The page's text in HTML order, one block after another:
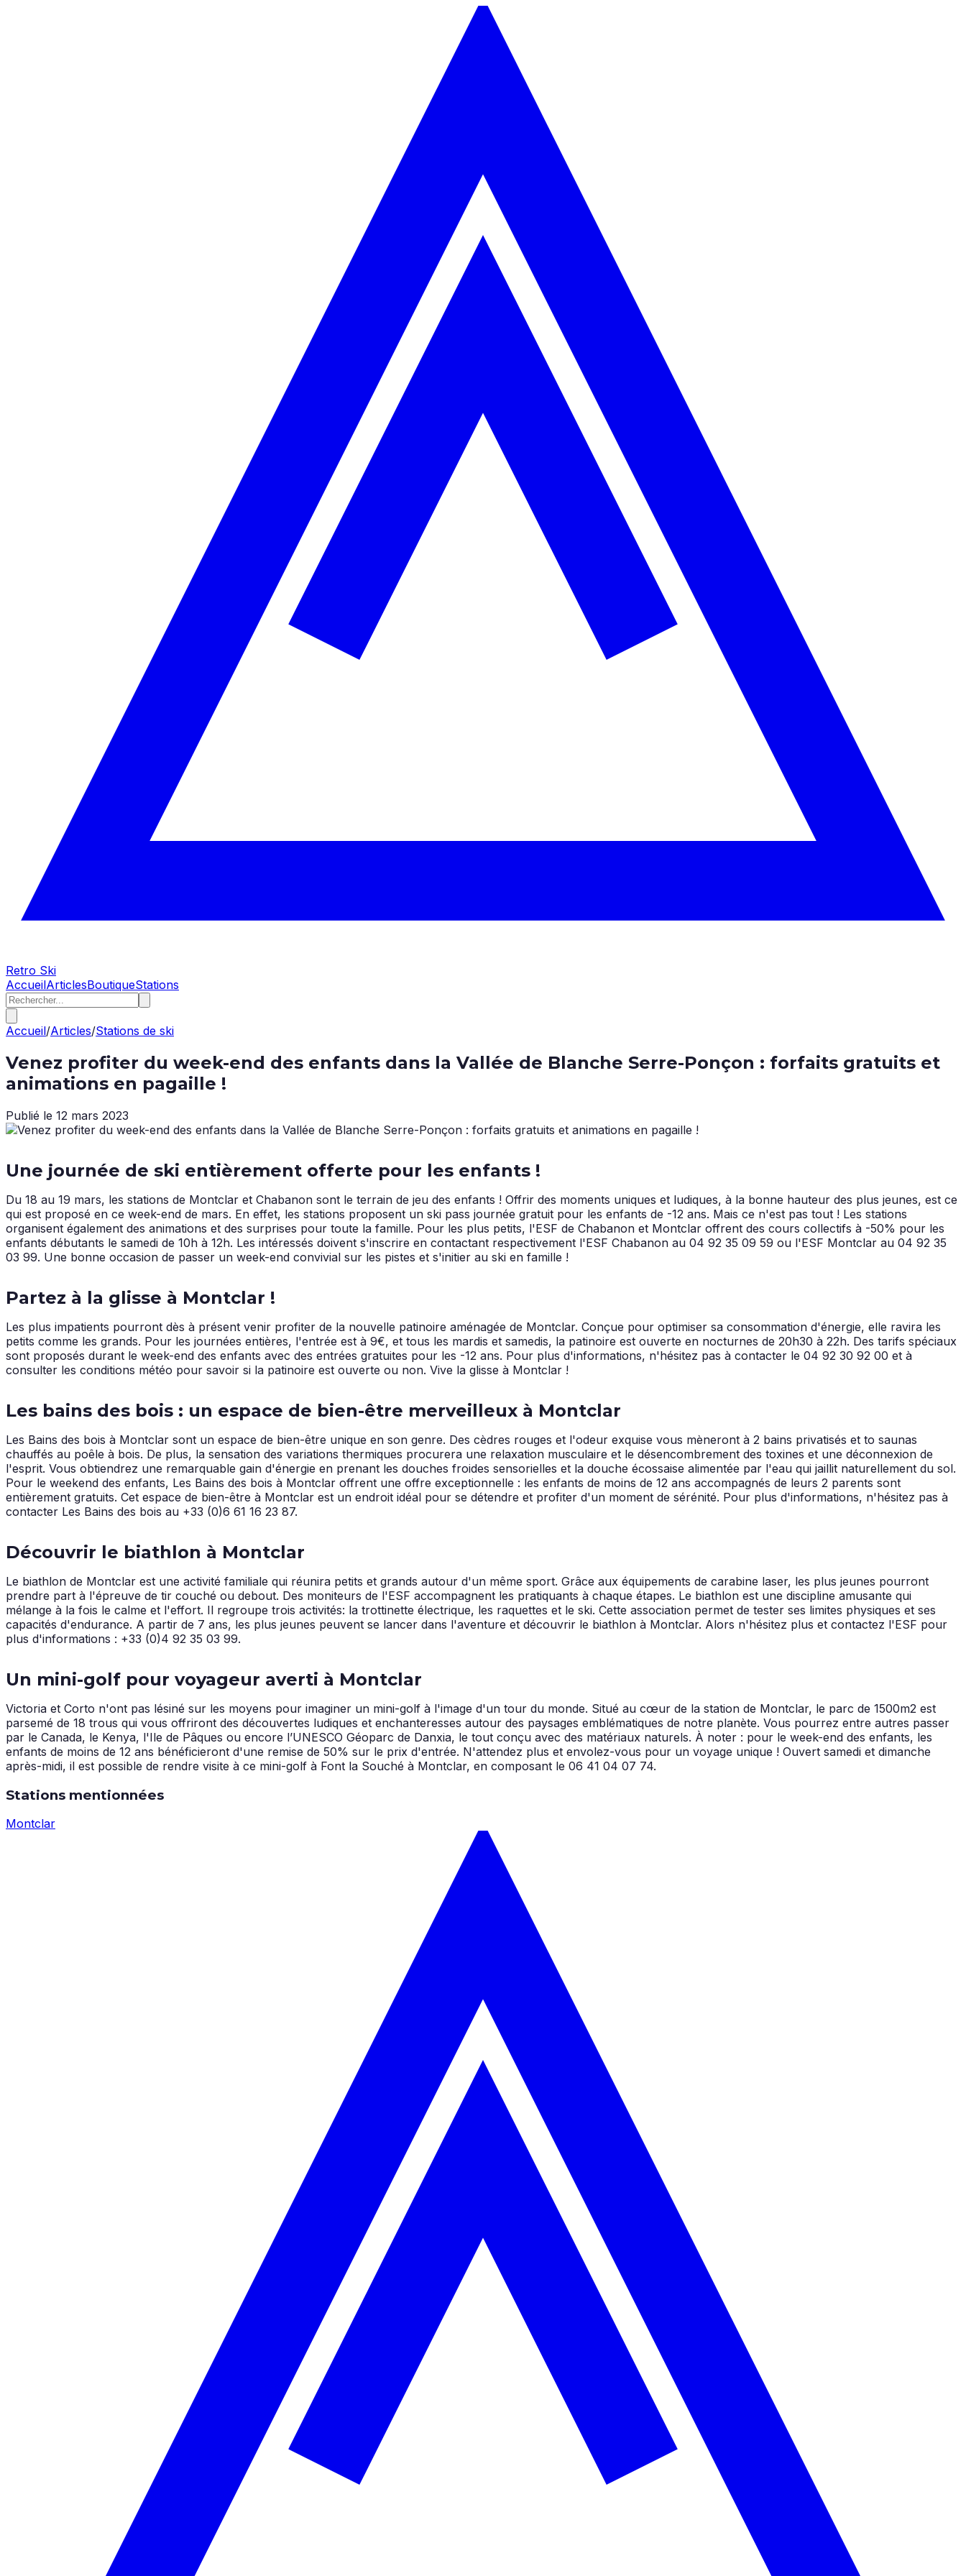
Retro Ski
AccueilArticlesBoutiqueStations
Accueil/Articles/Stations de ski
Venez profiter du week-end des enfants dans la Vallée de Blanche Serre-Ponçon : forfaits gratuits et
animations en pagaille !
Publié le 12 mars 2023
Une journée de ski entièrement offerte pour les enfants !
Du 18 au 19 mars, les stations de Montclar et Chabanon sont le terrain de jeu des enfants ! Offrir des moments uniques et ludiques, à la bonne hauteur des plus jeunes, est ce
qui est proposé en ce week-end de mars. En effet, les stations proposent un ski pass journée gratuit pour les enfants de -12 ans. Mais ce n'est pas tout ! Les stations
organisent également des animations et des surprises pour toute la famille. Pour les plus petits, l'ESF de Chabanon et Montclar offrent des cours collectifs à -50% pour les
enfants débutants le samedi de 10h à 12h. Les intéressés doivent s'inscrire en contactant respectivement l'ESF Chabanon au 04 92 35 09 59 ou l'ESF Montclar au 04 92 35
03 99. Une bonne occasion de passer un week-end convivial sur les pistes et s'initier au ski en famille !
Partez à la glisse à Montclar !
Les plus impatients pourront dès à présent venir profiter de la nouvelle patinoire aménagée de Montclar. Conçue pour optimiser sa consommation d'énergie, elle ravira les
petits comme les grands. Pour les journées entières, l'entrée est à 9€, et tous les mardis et samedis, la patinoire est ouverte en nocturnes de 20h30 à 22h. Des tarifs spéciaux
sont proposés durant le week-end des enfants avec des entrées gratuites pour les -12 ans. Pour plus d'informations, n'hésitez pas à contacter le 04 92 30 92 00 et à
consulter les conditions météo pour savoir si la patinoire est ouverte ou non. Vive la glisse à Montclar !
Les bains des bois : un espace de bien-être merveilleux à Montclar
Les Bains des bois à Montclar sont un espace de bien-être unique en son genre. Des cèdres rouges et l'odeur exquise vous mèneront à 2 bains privatisés et to saunas
chauffés au poêle à bois. De plus, la sensation des variations thermiques procurera une relaxation musculaire et le désencombrement des toxines et une déconnexion de
l'esprit. Vous obtiendrez une remarquable gain d'énergie en prenant les douches froides sensorielles et la douche écossaise alimentée par l'eau qui jaillit naturellement du sol.
Pour le weekend des enfants, Les Bains des bois à Montclar offrent une offre exceptionnelle : les enfants de moins de 12 ans accompagnés de leurs 2 parents sont
entièrement gratuits. Cet espace de bien-être à Montclar est un endroit idéal pour se détendre et profiter d'un moment de sérénité. Pour plus d'informations, n'hésitez pas à
contacter Les Bains des bois au +33 (0)6 61 16 23 87.
Découvrir le biathlon à Montclar
Le biathlon de Montclar est une activité familiale qui réunira petits et grands autour d'un même sport. Grâce aux équipements de carabine laser, les plus jeunes pourront
prendre part à l'épreuve de tir couché ou debout. Des moniteurs de l'ESF accompagnent les pratiquants à chaque étapes. Le biathlon est une discipline amusante qui
mélange à la fois le calme et l'effort. Il regroupe trois activités: la trottinette électrique, les raquettes et le ski. Cette association permet de tester ses limites physiques et ses
capacités d'endurance. A partir de 7 ans, les plus jeunes peuvent se lancer dans l'aventure et découvrir le biathlon à Montclar. Alors n'hésitez plus et contactez l'ESF pour
plus d'informations : +33 (0)4 92 35 03 99.
Un mini-golf pour voyageur averti à Montclar
Victoria et Corto n'ont pas lésiné sur les moyens pour imaginer un mini-golf à l'image d'un tour du monde. Situé au cœur de la station de Montclar, le parc de 1500m2 est
parsemé de 18 trous qui vous offriront des découvertes ludiques et enchanteresses autour des paysages emblématiques de notre planète. Vous pourrez entre autres passer
par le Canada, le Kenya, l'Ile de Pâques ou encore l’UNESCO Géoparc de Danxia, le tout conçu avec des matériaux naturels. À noter : pour le week-end des enfants, les
enfants de moins de 12 ans bénéficieront d'une remise de 50% sur le prix d'entrée. N'attendez plus et envolez-vous pour un voyage unique ! Ouvert samedi et dimanche
après-midi, il est possible de rendre visite à ce mini-golf à Font la Souché à Montclar, en composant le 06 41 04 07 74.
Stations mentionnées
Montclar